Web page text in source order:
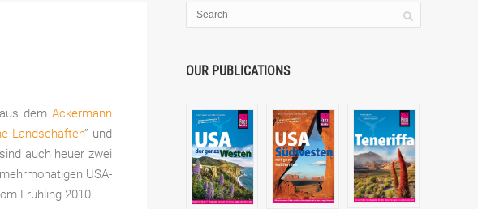
dem Ackermann
Landschaften” und
auch heuer zwei
USA-
Frühling 2010.
OUR PUBLICATIONS